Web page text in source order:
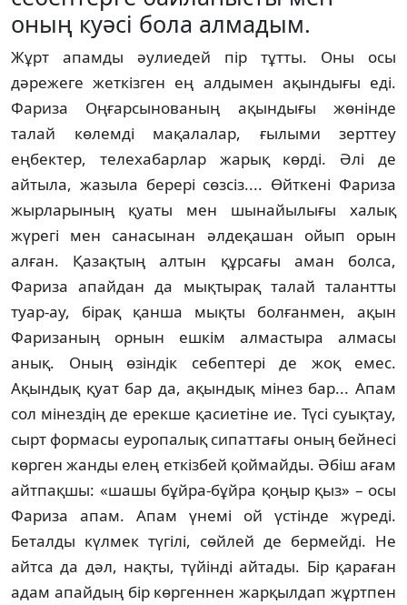
оның куәсі бола алмадым.
Жұрт апамды әулиедей пір тұтты. Оны осы
дәрежеге жеткізген ең ал­­­­­ды­мен ақындығы еді.
Фариза Оңғарсы­но­ваның ақындығы жөнінде
талай көлемді мақалалар, ғылыми зерттеу
еңбектер, теле­ха­барлар жарық көрді. Әлі де
айтыла, жазы­ла берері сөзсіз.... Өйткені Фариза
жырлары­ның қуаты мен шынайылығы халық
жүрегі мен санасынан әлдеқашан ойып орын
алған. Қазақ­тың алтын құрсағы аман болса,
Фариза апай­дан да мықтырақ талай талантты
туар-ау, бірақ қанша мықты болғанмен, ақын
Фаризаның орнын ешкім алмастыра алмасы
анық. Оның өзіндік себептері де жоқ емес.
Ақындық қуат бар да, ақындық мінез бар... Апам
сол мінездің де ерекше қасиетіне ие. Түсі суықтау,
сырт формасы еуропалық си­паттағы оның бейнесі
көрген жанды елең еткізбей қоймайды. Әбіш ағам
айтпақшы: «шашы бұйра-бұйра қоңыр қыз» – осы
Фариза апам. Апам үнемі ой үстінде жүреді.
Беталды күл­мек түгілі, сөйлей де бермейді. Не
айтса да дәл, нақты, түйінді айтады. Бір қараған
адам апайдың бір көргеннен жарқылдап жұрт­пен